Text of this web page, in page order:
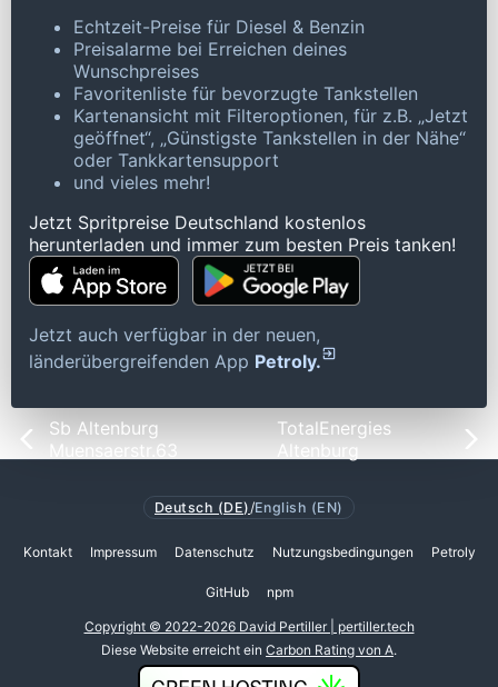
Echtzeit-Preise für Diesel & Benzin
Preisalarme bei Erreichen deines
Wunschpreises
Favoritenliste für bevorzugte Tankstellen
Kartenansicht mit Filteroptionen, für z.B. „Jetzt
geöffnet“, „Günstigste Tankstellen in der Nähe“
oder Tankkartensupport
und vieles mehr!
Jetzt Spritpreise Deutschland kostenlos
herunterladen und immer zum besten Preis tanken!
Jetzt auch verfügbar in der neuen,
länderübergreifenden App Petroly.
Sb Altenburg
Muensaerstr.63
TotalEnergies
Altenburg
Deutsch (DE) /English (EN)
Kontakt Impressum Datenschutz Nutzungsbedingungen Petroly
GitHub npm
Copyright © 2022-2026 David Pertiller | pertiller.tech
Diese Website erreicht ein Carbon Rating von A.